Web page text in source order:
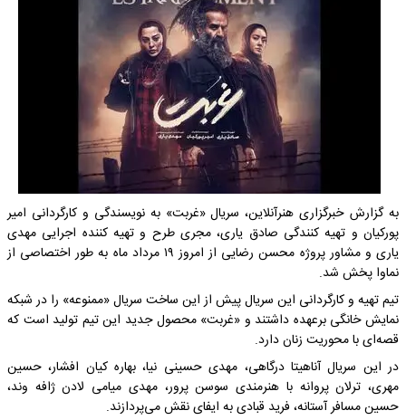
به گزارش خبرگزاری هنرآنلاین، سریال «غربت» به نویسندگی و کارگردانی امیر
پورکیان و تهیه کنندگی صادق یاری، مجری طرح و تهیه کننده اجرایی مهدی
یاری و مشاور پروژه محسن رضایی از امروز ۱۹ مرداد ماه به طور اختصاصی از
نماوا پخش شد.
تیم تهیه و کارگردانی این سریال پیش از این ساخت سریال «ممنوعه» را در شبکه
نمایش خانگی برعهده داشتند و «غربت» محصول جدید این تیم تولید است که
قصه‌ای با محوریت زنان دارد.
در این سریال آناهیتا درگاهی، مهدی حسینی نیا، بهاره کیان افشار، حسین
مهری، ترلان پروانه با هنرمندی سوسن پرور، مهدی میامی لادن ژافه وند،
حسین مسافر آستانه، فرید قبادی به ایفای نقش می‌پردازند.